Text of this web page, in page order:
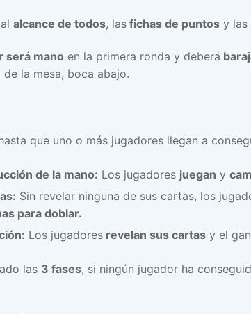
alcance de todos, las fichas de puntos y las
será mano en la primera ronda y deberá
la mesa, boca abajo.
que uno o más jugadores llegan a
de la mano: Los jugadores juegan y
Sin revelar ninguna de sus cartas, los
para doblar.
Los jugadores revelan sus cartas y el
las 3 fases, si ningún jugador ha